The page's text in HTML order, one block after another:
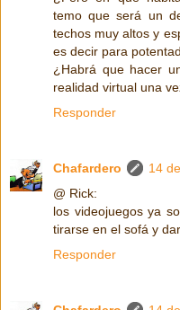
temo que será un
techos muy altos y
es decir para
¿Habrá que hacer
realidad virtual una
Responder
Chafardero
14
@ Rick:
los videojuegos ya
tirarse en el sofá y
Responder